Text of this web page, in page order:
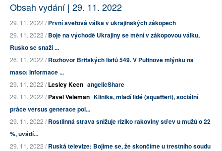
Obsah vydání | 29. 11. 2022
29. 11. 2022 /První světová válka v ukrajinských zákopech
29. 11. 2022 /Boje na východě Ukrajiny se mění v zákopovou válku,
Rusko se snaží ...
26. 11. 2022 /Rozhovor Britských listů 549. V Putinově mlýnku na
maso: Informace ...
29. 11. 2022 /Lesley Keen angelicShare
29. 11. 2022 /Pavel Veleman Klinika, mladí lidé (squatteři), sociální
práce versus generace pol...
29. 11. 2022 /Rostlinná strava snižuje riziko rakoviny střev u mužů o 22
%, uvádí...
29. 11. 2022 /Ruská televize: Bojíme se, že skončíme u trestního soudu